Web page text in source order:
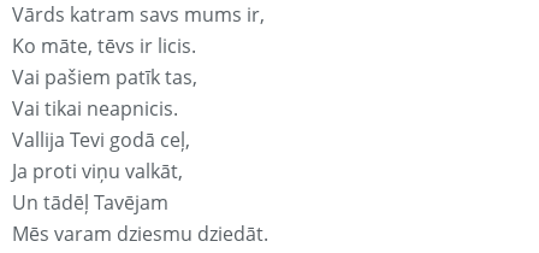
Vārds katram savs mums ir,
Ko māte, tēvs ir licis.
Vai pašiem patīk tas,
Vai tikai neapnicis.
Vallija Tevi godā ceļ,
Ja proti viņu valkāt,
Un tādēļ Tavējam
Mēs varam dziesmu dziedāt.